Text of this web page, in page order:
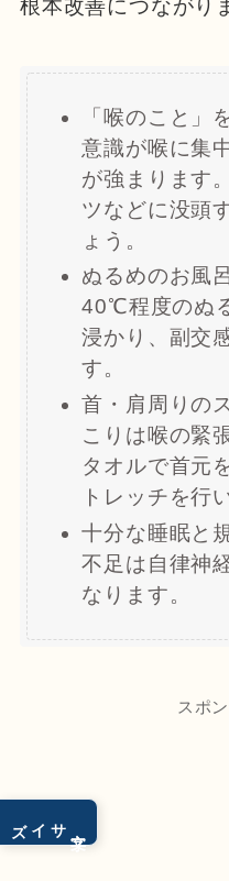
サイズ
根本改善につながり
「喉のこと」
意識が喉に集
が強まります
ツなどに没頭
ょう。
ぬるめのお風
40℃程度のぬ
浸かり、副交
す。
首・肩周りの
こりは喉の緊
タオルで首元
トレッチを行
十分な睡眠と
不足は自律神
なります。
スポ